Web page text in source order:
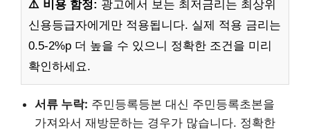
⚠️ 비용 함정: 광고에서 보는 최저금리는 최상위
신용등급자에게만 적용됩니다. 실제 적용 금리는
0.5-2%p 더 높을 수 있으니 정확한 조건을 미리
확인하세요.
서류 누락: 주민등록등본 대신 주민등록초본을
가져와서 재방문하는 경우가 많습니다. 정확한